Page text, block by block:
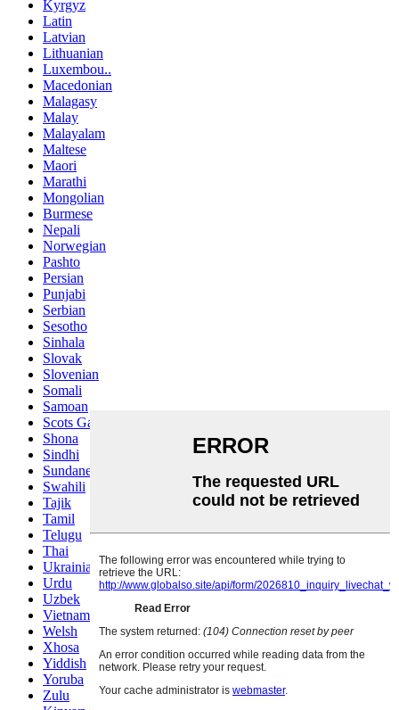
Kyrgyz
Latin
Latvian
Lithuanian
Luxembou..
Macedonian
Malagasy
Malay
Malayalam
Maltese
Maori
Marathi
Mongolian
Burmese
Nepali
Norwegian
Pashto
Persian
Punjabi
Serbian
Sesotho
Sinhala
Slovak
Slovenian
Somali
Samoan
Scots Gaelic
Shona
Sindhi
Sundanese
Swahili
Tajik
Tamil
Telugu
Thai
Ukrainian
Urdu
Uzbek
Vietnamese
Welsh
Xhosa
Yiddish
Yoruba
Zulu